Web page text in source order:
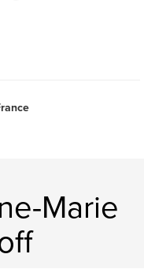
Marie